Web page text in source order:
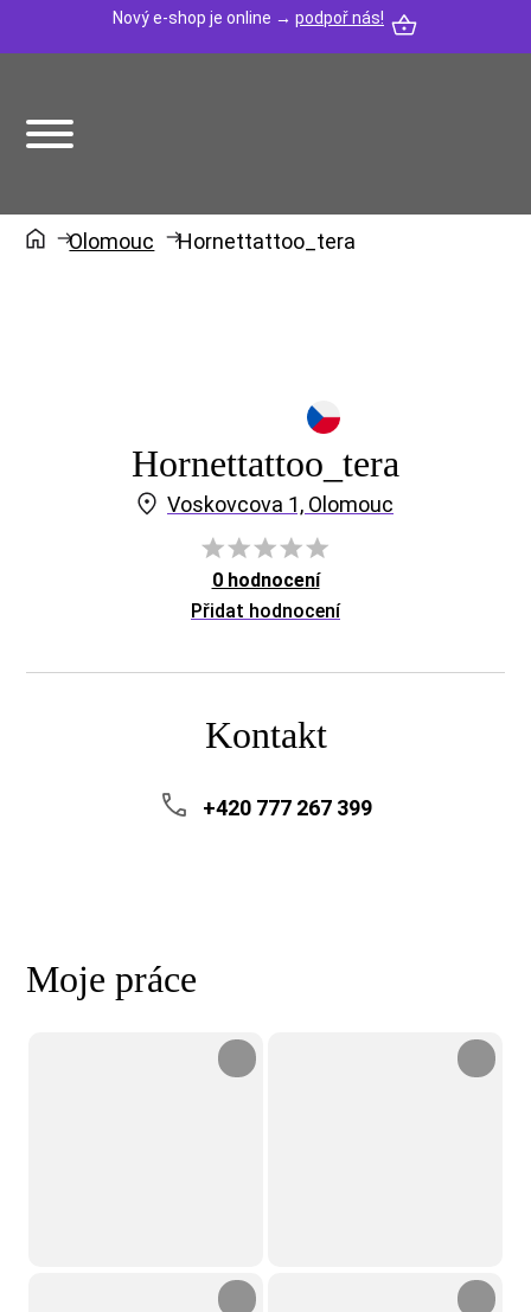
Nový e-shop je online → podpoř nás!
Olomouc Hornettattoo_tera
Hornettattoo_tera
Voskovcova 1, Olomouc
0 hodnocení
Přidat hodnocení
Kontakt
+420 777 267 399
Moje práce